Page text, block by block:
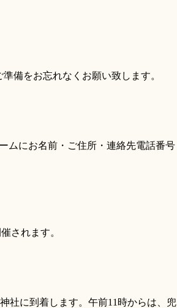
備をお忘れなくお願い致します。
ムにお名前・ご住所・連絡先電話番号
されます。
社に到着します。午前11時からは、兜